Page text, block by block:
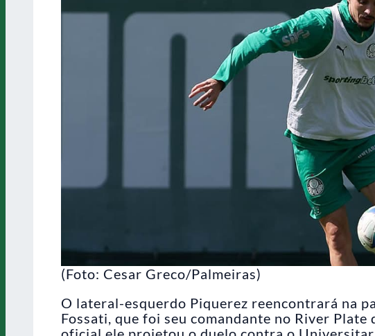
(Foto: Cesar Greco/Palmeiras)
O lateral-esquerdo Piquerez reencontrará na
Fossati, que foi seu comandante no River